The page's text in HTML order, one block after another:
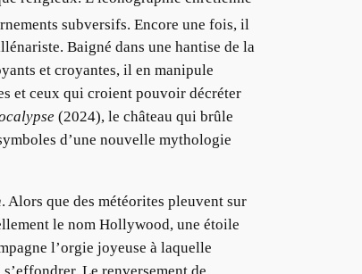
subversifs. Encore une fois, il
Baigné dans une hantise de la
et croyantes, il en manipule
et ceux qui croient pouvoir décréter
(2024), le château qui brûle
d’une nouvelle mythologie
. Alors que des météorites pleuvent sur
le nom Hollywood, une étoile
l’orgie joyeuse à laquelle